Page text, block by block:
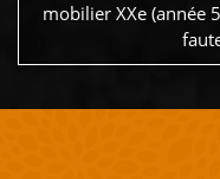
mobilier XXe (année